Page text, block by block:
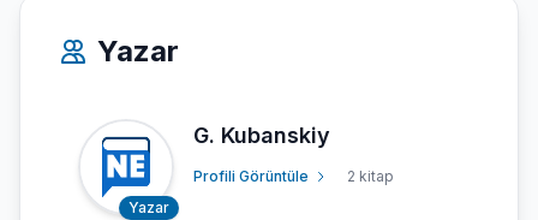
Yazar
Yazar
G. Kubanskiy
Profili Görüntüle 2 kitap